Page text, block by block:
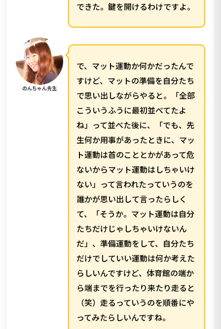
できた。鍵を開けるわけですよ。
のんちゃん先生
で、マット運動か何かだったんで
すけど、マットの準備を自分たち
で思い出しながらやると。「全部
こういうふうに最初並べてたよ
ね」って並べた後に、「でも、先
生何か用事があったときに、マッ
ト運動は首のこととかがあって危
ないからマット運動はしちゃいけ
ない」って言われたっていうのを
誰かが思い出して言ったらしく
て、「そうか。マット運動は自分
たちだけじゃしちゃいけないん
だ」、準備運動をして、自分たち
だけでしていい運動は何か考えた
らしいんですけど、体育館の端か
ら端までを行ったり来たり走ると
（笑）走るっていうのを順番にや
ってみたらしいんですね。